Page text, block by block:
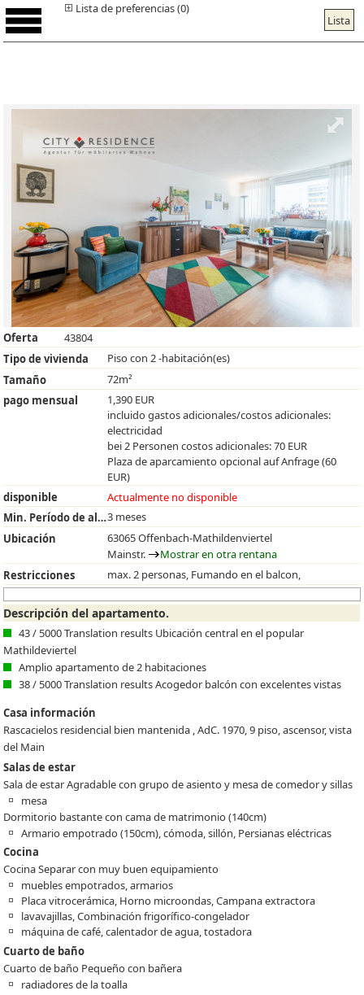
Lista
Lista de preferencias (0)
Oferta
43804
Tipo de vivienda
Piso con 2 -habitación(es)
Tamaño
72m²
pago mensual
1,390 EUR
incluido gastos adicionales/costos adicionales:
electricidad
bei 2 Personen costos adicionales: 70 EUR
Plaza de aparcamiento opcional auf Anfrage (60
EUR)
disponible
Actualmente no disponible
Min. Período de alquiler3 meses
Ubicación
63065 Offenbach-Mathildenviertel
Mainstr.
Mostrar en otra rentana
Restricciones
max. 2 personas, Fumando en el balcon,
Descripción del apartamento.
43 / 5000 Translation results Ubicación central en el popular
Mathildeviertel
Amplio apartamento de 2 habitaciones
38 / 5000 Translation results Acogedor balcón con excelentes vistas
Casa información
Rascacielos residencial bien mantenida , AdC. 1970, 9 piso, ascensor, vista
del Main
Salas de estar
Sala de estar Agradable con grupo de asiento y mesa de comedor y sillas
mesa
Dormitorio bastante con cama de matrimonio (140cm)
Armario empotrado (150cm), cómoda, sillón, Persianas eléctricas
Cocina
Cocina Separar con muy buen equipamiento
muebles empotrados, armarios
Placa vitrocerámica, Horno microondas, Campana extractora
lavavajillas, Combinación frigorífico-congelador
máquina de café, calentador de agua, tostadora
Cuarto de baño
Cuarto de baño Pequeño con bañera
radiadores de la toalla